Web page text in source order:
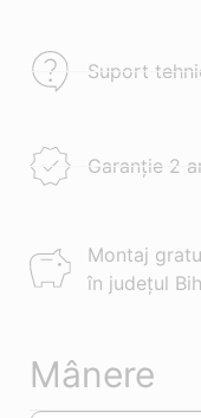
Suport
Garanție 2
Montaj
în județul
Mânere